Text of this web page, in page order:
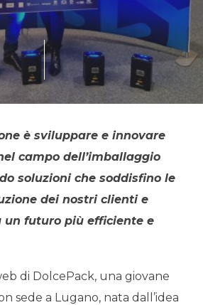
è sviluppare e innovare
campo dell’imballaggio
soluzioni che soddisfino le
dei nostri clienti e
un futuro più efficiente e
di DolcePack, una giovane
sede a Lugano, nata dall’idea